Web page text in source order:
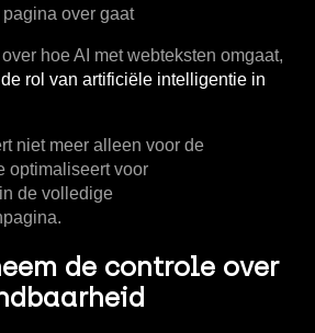
over gaat
hoe AI met webteksten omgaat,
de rol van artificiële intelligentie in
niet meer alleen voor de
optimaliseert voor
de volledige
de controle over